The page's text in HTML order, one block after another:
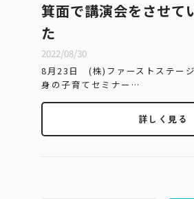
箕面で講演会をさせて
た
2022/08/30
8月23日 (株)ファーストステー
身の子育てセミナー…
詳しく見る